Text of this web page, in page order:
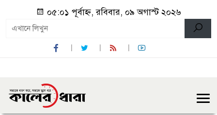
০৫:০১ পূর্বাহ্ন, রবিবার, ০৯ অগাস্ট ২০২৬